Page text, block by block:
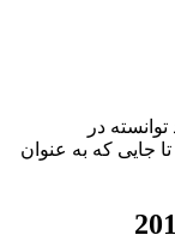
در
جایی که به عنوان